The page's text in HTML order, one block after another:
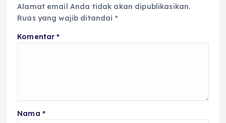
Alamat email Anda tidak akan dipublikasikan.
Ruas yang wajib ditandai *
Komentar*
Nama *